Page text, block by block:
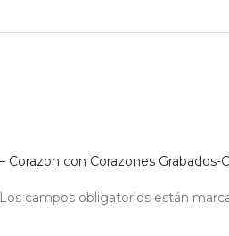
con Corazones Grabados-
Los campos obligatorios están